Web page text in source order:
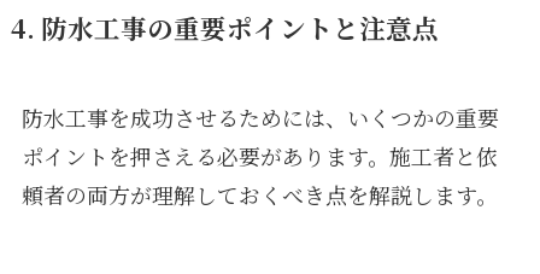
4. 防水工事の重要ポイントと注意点
防水工事を成功させるためには、いくつかの重要
ポイントを押さえる必要があります。施工者と依
頼者の両方が理解しておくべき点を解説します。